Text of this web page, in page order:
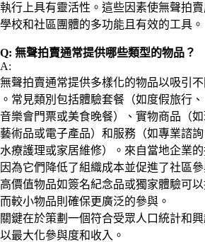
執行上具有靈活性。這些因素使無聲拍
學校和社區團體的多功能且有效的工具。
Q: 無聲拍賣通常提供哪些類型的物品？
A:
無聲拍賣通常提供多樣化的物品以吸引
。常見類別包括體驗套餐（如度假旅行、
音樂會門票或美食晚餐）、實物商品（如
藝術品或電子產品）和服務（如專業諮詢
水療護理或家居維修）。來自當地企業
因為它們降低了組織成本並促進了社區參
高價值物品如簽名紀念品或獨家體驗可以
而較小物品則確保更廣泛的參與。
關鍵在於策劃一個符合受眾人口統計和興
以最大化參與度和收入。